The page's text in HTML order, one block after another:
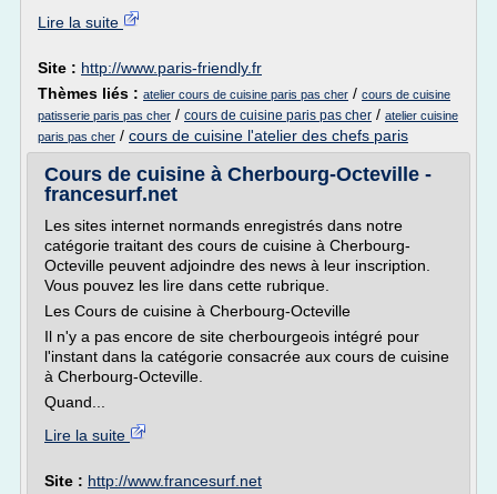
Lire la suite
Site : http://www.paris-friendly.fr
Thèmes liés : atelier cours de cuisine paris pas cher / cours de cuisine
patisserie paris pas cher / cours de cuisine paris pas cher / atelier cuisine
paris pas cher / cours de cuisine l'atelier des chefs paris
Cours de cuisine à Cherbourg-Octeville -
francesurf.net
Les sites internet normands enregistrés dans notre
catégorie traitant des cours de cuisine à Cherbourg-
Octeville peuvent adjoindre des news à leur inscription.
Vous pouvez les lire dans cette rubrique.
Les Cours de cuisine à Cherbourg-Octeville
Il n'y a pas encore de site cherbourgeois intégré pour
l'instant dans la catégorie consacrée aux cours de cuisine
à Cherbourg-Octeville.
Quand...
Lire la suite
Site : http://www.francesurf.net